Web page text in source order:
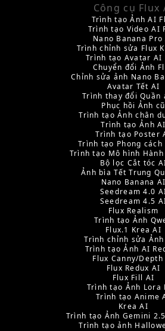
Công cụ Flux
Trình tạo Ảnh AI
Trình tạo Video AI
Nano Banana Pro
Trình chỉnh sửa Flux
Trình tạo Avatar AI
Chuyển đổi Ảnh
Chỉnh sửa ảnh Nano
Avatar Tết AI
Trình thay đổi Quần
Phục hồi Ảnh cũ
Trình tạo Ảnh chân
Trình tạo Ảnh AI
Trình tạo Poster
Trình tạo Phong cách
Trình tạo Mô hình
Bộ lọc Cắt tóc
Ảnh bìa Tết Trung
Nano Banana AI
Seedream 4.0
Seedream 4.5
Flux Realism
Trình tạo Ảnh
Flux.1 Krea AI
Trình chỉnh sửa Ảnh
Trình tạo Ảnh AI
Flux Canny/Depth
Flux Redux AI
Flux Fill AI
Trình tạo Ảnh Lora
Trình tạo Anime
Krea AI
Trình tạo Ảnh Gemini
Trình tạo ảnh